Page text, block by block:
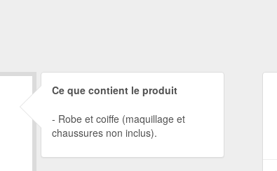
Ce que contient le produit
Robe et coiffe (maquillage et
chaussures non inclus).